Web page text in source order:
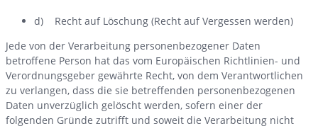
d) Recht auf Löschung (Recht auf Vergessen werden)
Jede von der Verarbeitung personenbezogener Daten
betroffene Person hat das vom Europäischen Richtlinien- und
Verordnungsgeber gewährte Recht, von dem Verantwortlichen
zu verlangen, dass die sie betreffenden personenbezogenen
Daten unverzüglich gelöscht werden, sofern einer der
folgenden Gründe zutrifft und soweit die Verarbeitung nicht